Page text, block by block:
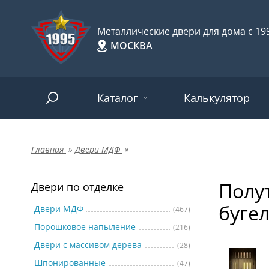
Металлические двери для дома с
МОСКВА
Каталог
Двери по отделке
Двери по назначению
Двери по особенностям
Калькулятор
Главная » Двери МДФ »
Двери по отделке
Двери МДФ (467)
Порошковое напыление (216)
Двери с массивом дерева (28)
Шпонированные (47)